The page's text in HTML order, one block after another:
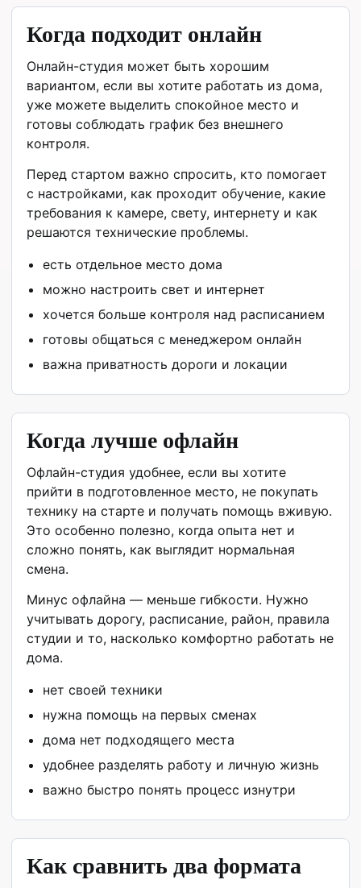
Когда подходит онлайн
Онлайн-студия может быть хорошим
вариантом, если вы хотите работать из дома,
уже можете выделить спокойное место и
готовы соблюдать график без внешнего
контроля.
Перед стартом важно спросить, кто помогает
с настройками, как проходит обучение, какие
требования к камере, свету, интернету и как
решаются технические проблемы.
есть отдельное место дома
можно настроить свет и интернет
хочется больше контроля над расписанием
готовы общаться с менеджером онлайн
важна приватность дороги и локации
Когда лучше офлайн
Офлайн-студия удобнее, если вы хотите
прийти в подготовленное место, не покупать
технику на старте и получать помощь вживую.
Это особенно полезно, когда опыта нет и
сложно понять, как выглядит нормальная
смена.
Минус офлайна — меньше гибкости. Нужно
учитывать дорогу, расписание, район, правила
студии и то, насколько комфортно работать не
дома.
нет своей техники
нужна помощь на первых сменах
дома нет подходящего места
удобнее разделять работу и личную жизнь
важно быстро понять процесс изнутри
Как сравнить два формата